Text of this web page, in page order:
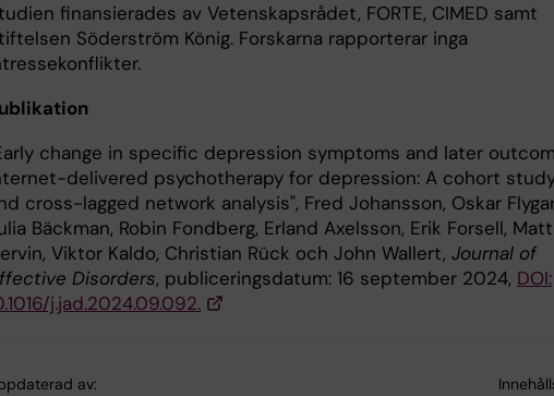
finansierades av Vetenskapsrådet, FORTE, CIMED samt
Söderström König. Forskarna rapporterar inga
change in specific depression symptoms and later
delivered psychotherapy for depression: A cohort
cross-lagged network analysis", Fred Johansson, Oskar
Bäckman, Robin Fondberg, Erland Axelsson, Erik Forsell,
Viktor Kaldo, Christian Rück och John Wallert, Journal of
Disorders, publiceringsdatum: 16 september 2024, DOI:
j.jad.2024.09.092.
av: